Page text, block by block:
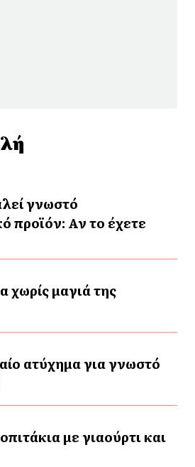
γνωστό
προϊόν: Αν το έχετε
χωρίς μαγιά της
ατύχημα για γνωστό
με γιαούρτι και